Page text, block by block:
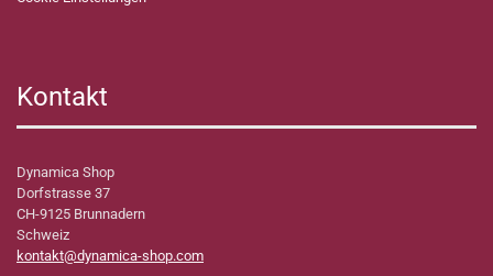
Kontakt
Dynamica Shop
Dorfstrasse 37
CH-9125 Brunnadern
Schweiz
kontakt@dynamica-shop.com